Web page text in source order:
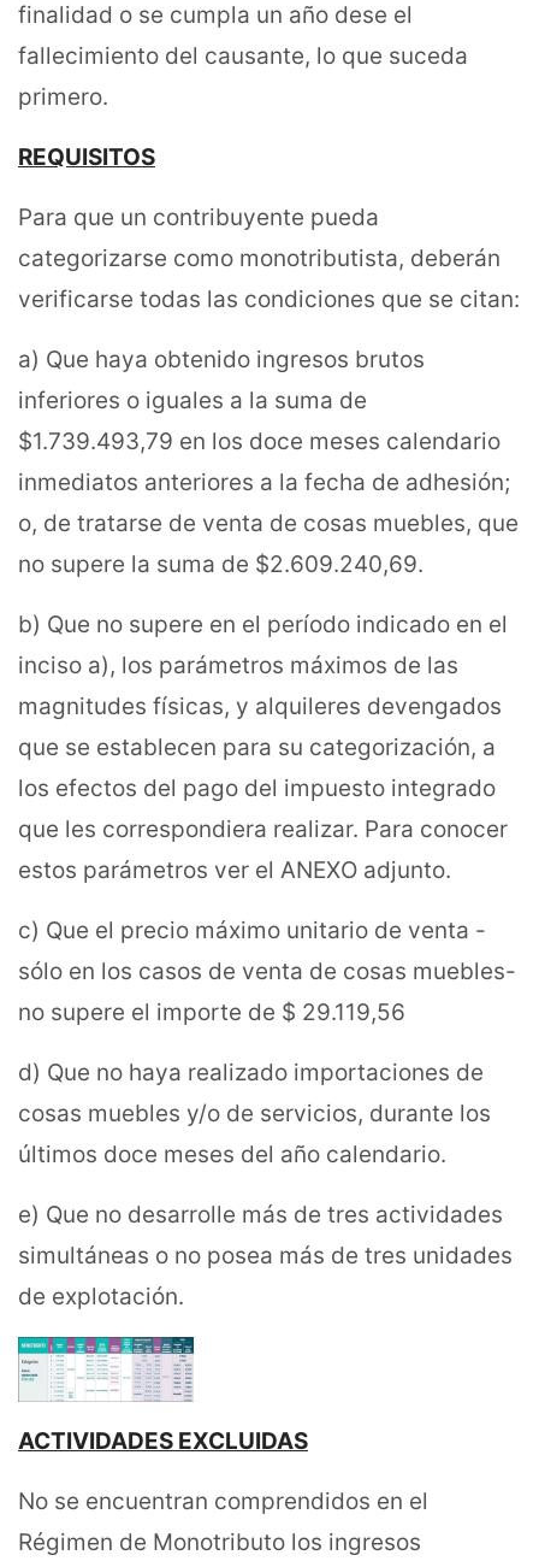
finalidad o se cumpla un año dese el
fallecimiento del causante, lo que suceda
primero.
REQUISITOS
Para que un contribuyente pueda
categorizarse como monotributista, deberán
verificarse todas las condiciones que se citan:
a) Que haya obtenido ingresos brutos
inferiores o iguales a la suma de
$1.739.493,79 en los doce meses calendario
inmediatos anteriores a la fecha de adhesión;
o, de tratarse de venta de cosas muebles, que
no supere la suma de $2.609.240,69.
b) Que no supere en el período indicado en el
inciso a), los parámetros máximos de las
magnitudes físicas, y alquileres devengados
que se establecen para su categorización, a
los efectos del pago del impuesto integrado
que les correspondiera realizar. Para conocer
estos parámetros ver el ANEXO adjunto.
c) Que el precio máximo unitario de venta -
sólo en los casos de venta de cosas muebles-
no supere el importe de $ 29.119,56
d) Que no haya realizado importaciones de
cosas muebles y/o de servicios, durante los
últimos doce meses del año calendario.
e) Que no desarrolle más de tres actividades
simultáneas o no posea más de tres unidades
de explotación.
ACTIVIDADES EXCLUIDAS
No se encuentran comprendidos en el
Régimen de Monotributo los ingresos